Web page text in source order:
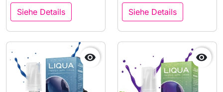
Siehe Details Siehe Details
 